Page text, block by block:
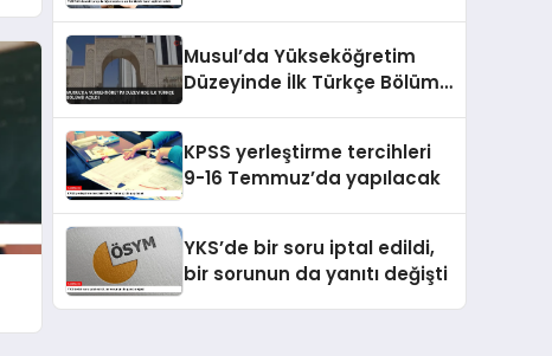
Musul’da Yükseköğretim
Düzeyinde İlk Türkçe Bölümü
KPSS yerleştirme tercihleri
9-16 Temmuz’da yapılacak
YKS’de bir soru iptal edildi,
bir sorunun da yanıtı değişti